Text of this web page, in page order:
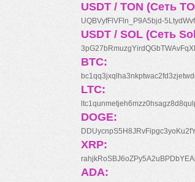
USDT / TON (Сеть
UQBVyfFlVFln_P9A5bjd-
USDT / SOL (Сеть
BTC:
LTC:
DOGE:
XRP:
ADA: